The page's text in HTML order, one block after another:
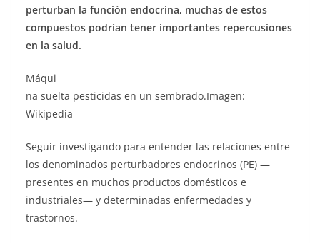
perturban la función endocrina, muchas de estos
compuestos podrían tener importantes repercusiones
en la salud.
Máqui
na suelta pesticidas en un sembrado.Imagen:
Wikipedia
Seguir investigando para entender las relaciones entre
los denominados perturbadores endocrinos (PE) —
presentes en muchos productos domésticos e
industriales— y determinadas enfermedades y
trastornos.